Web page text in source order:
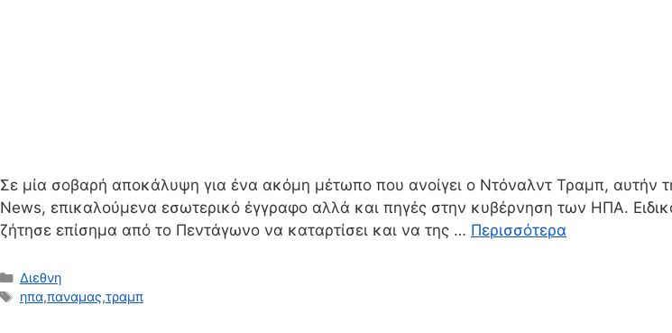
Σε μία σοβαρή αποκάλυψη για ένα ακόμη μέτωπο που ανοίγει ο Ντόναλντ Τραμπ, αυτήν
News, επικαλούμενα εσωτερικό έγγραφο αλλά και πηγές στην κυβέρνηση των ΗΠΑ.
ζήτησε επίσημα από το Πεντάγωνο να καταρτίσει και να της … Περισσότερα
Κατηγορίες
Διεθνη
Ετικέτες
ηπα,παναμας,τραμπ